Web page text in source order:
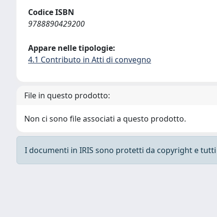
Codice ISBN
9788890429200
Appare nelle tipologie:
4.1 Contributo in Atti di convegno
File in questo prodotto:
Non ci sono file associati a questo prodotto.
I documenti in IRIS sono protetti da copyright e